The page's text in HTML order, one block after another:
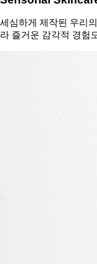
세심하게 제작된 우리
라 즐거운 감각적 경험